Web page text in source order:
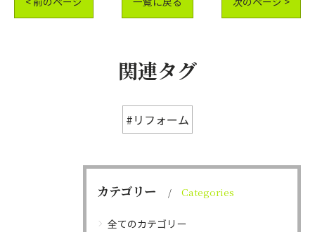
関連タグ
#リフォーム
カテゴリー Categories
全てのカテゴリー